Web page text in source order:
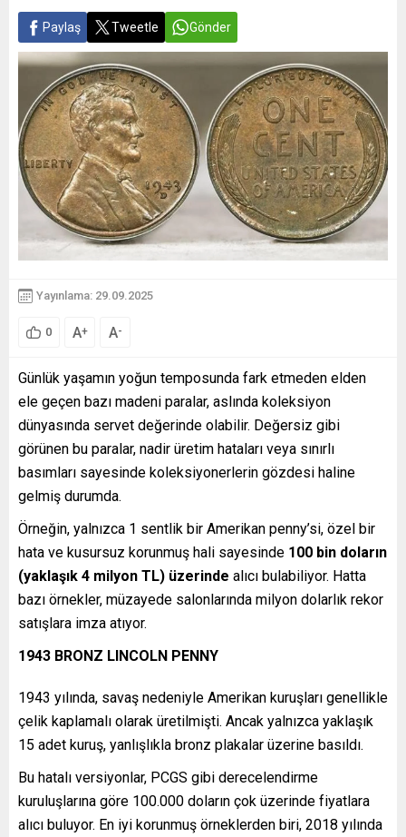
Paylaş Tweetle Gönder
Yayınlama: 29.09.2025
0 A+ A-
Günlük yaşamın yoğun temposunda fark etmeden elden
ele geçen bazı madeni paralar, aslında koleksiyon
dünyasında servet değerinde olabilir. Değersiz gibi
görünen bu paralar, nadir üretim hataları veya sınırlı
basımları sayesinde koleksiyonerlerin gözdesi haline
gelmiş durumda.
Örneğin, yalnızca 1 sentlik bir Amerikan penny’si, özel bir
hata ve kusursuz korunmuş hali sayesinde 100 bin doların
(yaklaşık 4 milyon TL) üzerinde alıcı bulabiliyor. Hatta
bazı örnekler, müzayede salonlarında milyon dolarlık rekor
satışlara imza atıyor.
1943 BRONZ LINCOLN PENNY
1943 yılında, savaş nedeniyle Amerikan kuruşları genellikle
çelik kaplamalı olarak üretilmişti. Ancak yalnızca yaklaşık
15 adet kuruş, yanlışlıkla bronz plakalar üzerine basıldı.
Bu hatalı versiyonlar, PCGS gibi derecelendirme
kuruluşlarına göre 100.000 doların çok üzerinde fiyatlara
alıcı buluyor. En iyi korunmuş örneklerden biri, 2018 yılında